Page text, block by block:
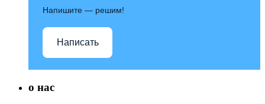
Напишите — решим!
Написать
о нас